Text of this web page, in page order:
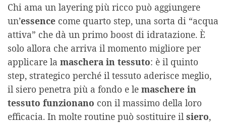
Chi ama un layering più ricco può aggiungere
un’essence come quarto step, una sorta di “acqua
attiva” che dà un primo boost di idratazione. È
solo allora che arriva il momento migliore per
applicare la maschera in tessuto: è il quinto
step, strategico perché il tessuto aderisce meglio,
il siero penetra più a fondo e le maschere in
tessuto funzionano con il massimo della loro
efficacia. In molte routine può sostituire il siero,